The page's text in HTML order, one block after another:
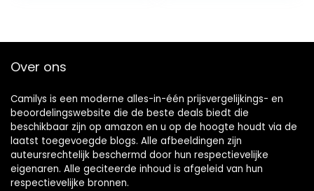
Over ons
Camilys is een moderne alles-in-één prijsvergelijkings- en
beoordelingswebsite die de beste deals biedt die
beschikbaar zijn op amazon en u op de hoogte houdt via de
laatst toegevoegde blogs. Alle afbeeldingen zijn
auteursrechtelijk beschermd door hun respectievelijke
eigenaren. Alle geciteerde inhoud is afgeleid van hun
respectievelijke bronnen.